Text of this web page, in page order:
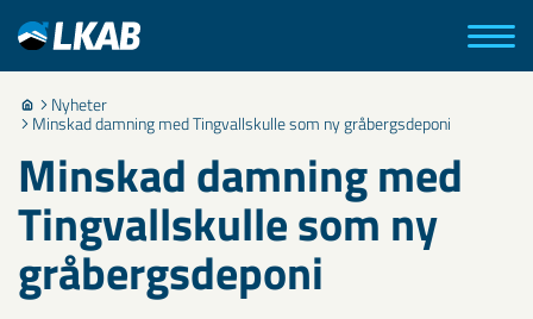
Nyheter
Minskad damning med Tingvallskulle som ny gråbergsdeponi
Minskad damning med
Tingvallskulle som ny
gråbergsdeponi